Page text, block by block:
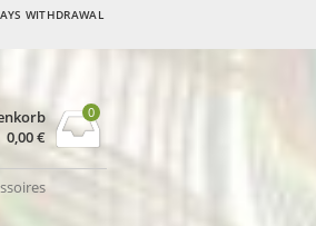
WITHDRAWAL
0,00€
0